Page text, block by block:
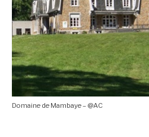
Domaine de Mambaye – @AC